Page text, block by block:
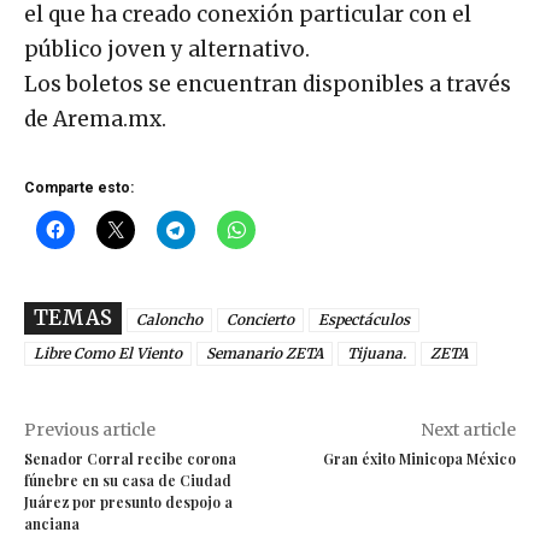
el que ha creado conexión particular con el
público joven y alternativo.
Los boletos se encuentran disponibles a través
de Arema.mx.
Comparte esto:
TEMAS Caloncho Concierto
Espectáculos
Libre Como El Viento
Semanario ZETA Tijuana. ZETA
Previous article
Senador Corral recibe corona
fúnebre en su casa de Ciudad
Juárez por presunto despojo a
anciana
Next article
Gran éxito Minicopa México